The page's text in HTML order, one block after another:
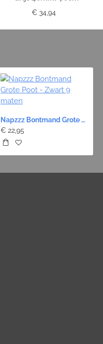
€ 34,94
Napzzz Bontmand Grote Poot - Zwart 9 maten
€ 22,95